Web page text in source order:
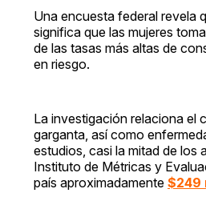
Una encuesta federal revela
significa que las mujeres
de las tasas más altas de
en riesgo.
La investigación relaciona el
garganta, así como
estudios, casi la mitad de los
Instituto de Métricas y
país aproximadamente $249